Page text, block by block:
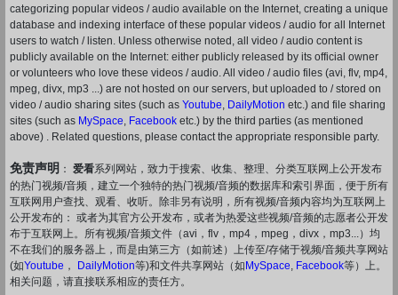
categorizing popular videos / audio available on the Internet, creating a unique
database and indexing interface of these popular videos / audio for all Internet
users to watch / listen. Unless otherwise noted, all video / audio content is
publicly available on the Internet: either publicly released by its official owner
or volunteers who love these videos / audio. All video / audio files (avi, flv, mp4,
mpeg, divx, mp3 ...) are not hosted on our servers, but uploaded to / stored on
video / audio sharing sites (such as Youtube DailyMotion etc.) and file sharing
sites (such as MySpace Facebook etc.) by the third parties (as mentioned
above) . Related questions, please contact the appropriate responsible party.
免责声明 ： 爱看系列网站，致力于搜索、收集、整理、分类互联网上公开发布
的热门视频/音频，建立一个独特的热门视频/音频的数据库和索引界面，便于所有
互联网用户查找、观看、收听。除非另有说明，所有视频/音频内容均为互联网上
公开发布的： 或者为其官方公开发布，或者为热爱这些视频/音频的志愿者公开发
布于互联网上。所有视频/音频文件（avi，flv，mp4，mpeg，divx，mp3...）均
不在我们的服务器上，而是由第三方（如前述）上传至/存储于视频/音频共享网站
(如Youtube ， DailyMotion等)和文件共享网站（如MySpace Facebook等）上。
相关问题，请直接联系相应的责任方。